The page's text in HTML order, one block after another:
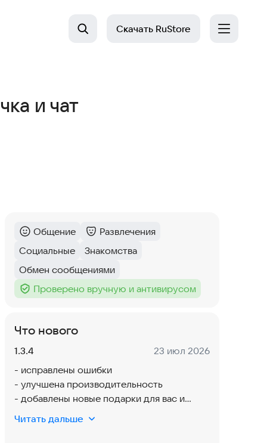
Скачать RuStore
и чат
Категория:
Общение
Категория :
Развлечения
Тег:
Социальные
Тег:
Знакомства
Тег:
Обмен сообщениями
Тег :
Проверено вручную и антивирусом
Что нового
Версия:
1.3.4 Дата:
23 июл 2026
- исправлены ошибки
- улучшена производительность
- добавлены новые подарки для вас и
ваших близких
Читать дальше